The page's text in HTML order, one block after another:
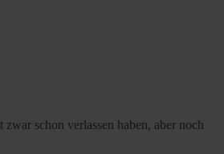
schon verlassen haben, aber noch